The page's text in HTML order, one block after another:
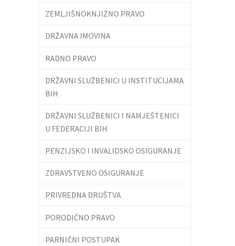
ZEMLJIŠNOKNJIŽNO PRAVO
DRŽAVNA IMOVINA
RADNO PRAVO
DRŽAVNI SLUŽBENICI U INSTITUCIJAMA
BIH
DRŽAVNI SLUŽBENICI I NAMJEŠTENICI
U FEDERACIJI BIH
PENZIJSKO I INVALIDSKO OSIGURANJE
ZDRAVSTVENO OSIGURANJE
PRIVREDNA DRUŠTVA
PORODIČNO PRAVO
PARNIČNI POSTUPAK